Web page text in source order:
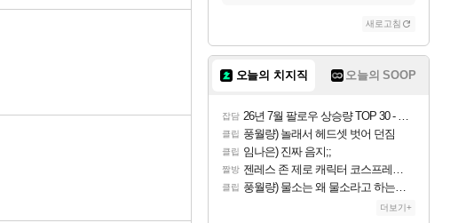
새로고침
오늘의 치지직 오늘의 SOOP
잡담 26년 7월 팔로우 상승량 TOP 30 - 월간 치지직
클립 풍월량) 놀래서 헤드셋 벗어 던짐
클립 임나은) 진짜 음지;;
짤방 젠레스 존 제로 캐릭터 코스프레한 꽁주
클립 풍월량) 물소는 왜 물소라고 하는거야? 아! 그만 ㅋㅋ 알았어 ㅋㅋ
더보기+